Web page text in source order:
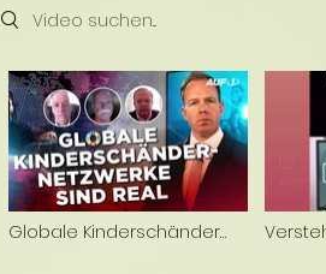
Search videos
Globale Kinderschänder